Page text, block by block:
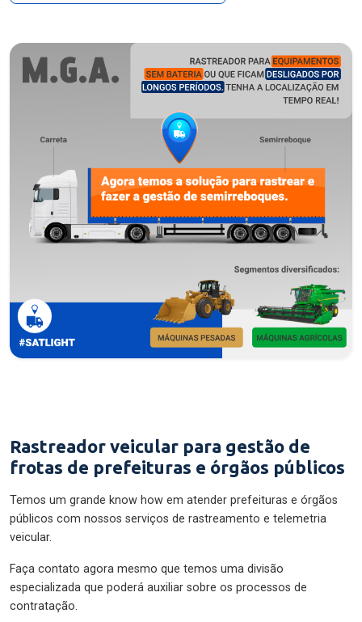
Rastreador veicular para gestão de
frotas de prefeituras e órgãos públicos
Temos um grande know how em atender prefeituras e órgãos
públicos com nossos serviços de rastreamento e telemetria
veicular.
Faça contato agora mesmo que temos uma divisão
especializada que poderá auxiliar sobre os processos de
contratação.